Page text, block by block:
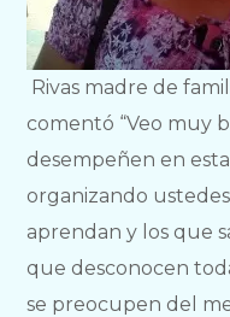
Rivas madre de
comentó “Veo muy
desempeñen en
organizando
aprendan y los que
que desconocen
se preocupen del